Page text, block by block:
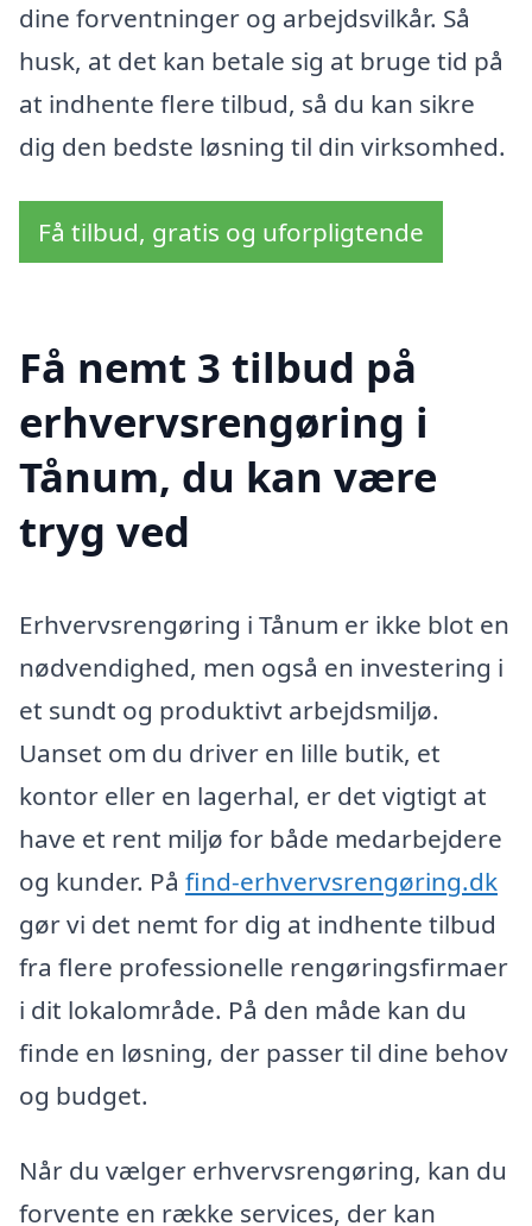
dine forventninger og arbejdsvilkår. Så
husk, at det kan betale sig at bruge tid på
at indhente flere tilbud, så du kan sikre
dig den bedste løsning til din virksomhed.
Få tilbud, gratis og uforpligtende
Få nemt 3 tilbud på
erhvervsrengøring i
Tånum, du kan være
tryg ved
Erhvervsrengøring i Tånum er ikke blot en
nødvendighed, men også en investering i
et sundt og produktivt arbejdsmiljø.
Uanset om du driver en lille butik, et
kontor eller en lagerhal, er det vigtigt at
have et rent miljø for både medarbejdere
og kunder. På find-erhvervsrengøring.dk
gør vi det nemt for dig at indhente tilbud
fra flere professionelle rengøringsfirmaer
i dit lokalområde. På den måde kan du
finde en løsning, der passer til dine behov
og budget.
Når du vælger erhvervsrengøring, kan du
forvente en række services, der kan